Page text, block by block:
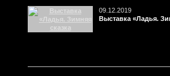
09.12.2019
Выставка «Ладья.